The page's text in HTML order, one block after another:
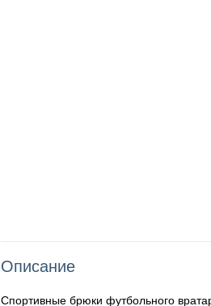
Описание
Спортивные брюки футбольного